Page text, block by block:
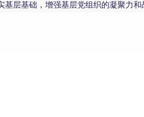
层基础，增强基层党组织的凝聚力和